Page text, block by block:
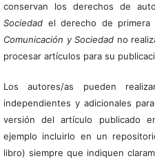
conservan los derechos de
Sociedadel derecho de primera
Comunicación y Sociedad no
procesar artículos para su
Los autores/as pueden
independientes y adicionales
versión del artículo publicado
ejemplo incluirlo en un
libro) siempre que indiquen